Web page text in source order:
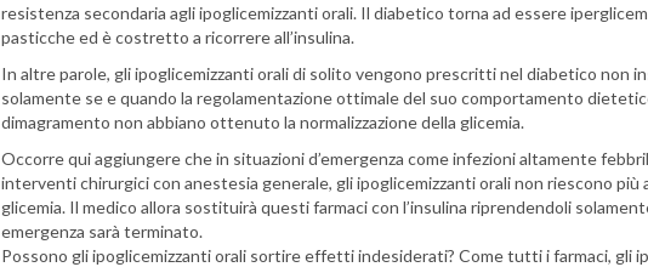
resistenza secondaria agli ipoglicemizzanti orali. Il diabetico torna ad essere
pasticche ed è costretto a ricorrere all’insulina.
In altre parole, gli ipoglicemizzanti orali di solito vengono prescritti nel diabetico non
solamente se e quando la regolamentazione ottimale del suo comportamento
dimagramento non abbiano ottenuto la normalizzazione della glicemia.
Occorre qui aggiungere che in situazioni d’emergenza come infezioni altamente
interventi chirurgici con anestesia generale, gli ipoglicemizzanti orali non riescono più
glicemia. Il medico allora sostituirà questi farmaci con l’insulina riprendendoli
emergenza sarà terminato.
Possono gli ipoglicemizzanti orali sortire effetti indesiderati? Come tutti i farmaci, gli